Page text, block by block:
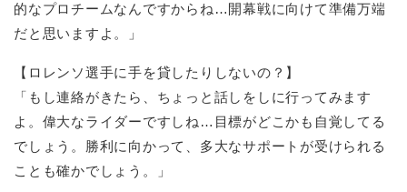
的なプロチームなんですからね…開幕戦に向けて準備万端
だと思いますよ。」
【ロレンソ選手に手を貸したりしないの？】
「もし連絡がきたら、ちょっと話しをしに行ってみます
よ。偉大なライダーですしね…目標がどこかも自覚してる
でしょう。勝利に向かって、多大なサポートが受けられる
ことも確かでしょう。」